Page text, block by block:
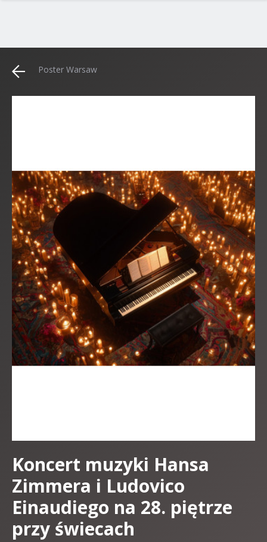
Poster Warsaw
Koncert muzyki Hansa
Zimmera i Ludovico
Einaudiego na 28. piętrze
przy świecach